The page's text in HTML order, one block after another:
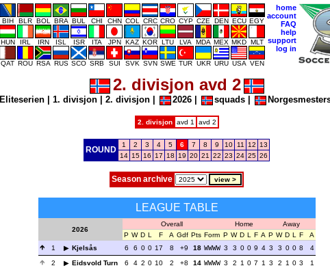
BIH BLR BOL BRA BUL CHI CHN COL CRC CRO CYP CZE DEN ECU EGY
HUN IRL IRN ISL ISR ITA JPN KAZ KOR LTU LVA MDA MEX MKD MLT
QAT ROU RSA RUS SCO SRB SUI SVK SVN SWE TUR UKR URU USA VEN
home
account
FAQ
help
support
log in
2. divisjon avd 2
Eliteserien 1. divisjon 2. divisjon 2026 squads
2. divisjon avd 1 avd 2
ROUND
1 2 3 4 5 6 7 8 9 10 11 12
13
14 15 16 17 18 19 20 21 22 23 24 25 26
Season archive
LEAGUE TABLE
2026
Overall Home
Away
P W D L F A Gdf Pts Form P W D L F A P W D L F
A
1
Kjelsås 6 6 0 0 17 8 +9 18 WWWW 3 3 0 0 9 4 3 3 0 0 8
4
2
Eidsvold Turn 6 4 2 0 10 2 +8 14 WWWW 3 2 1 0 7 1 3 2 1 0 3
1